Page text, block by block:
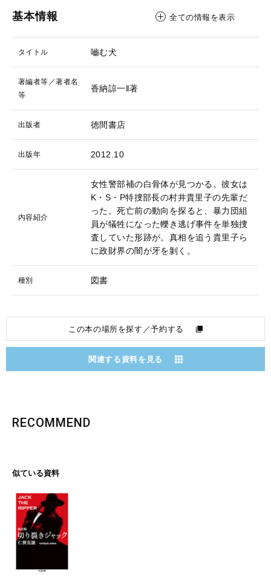
基本情報 全ての情報を表示
タイトル 嚙む犬
著編者等／著者名
等
香納諒一‖著
出版者 徳間書店
出版年 2012.10
内容紹介
女性警部補の白骨体が見つかる。彼女は
K・S・P特捜部長の村井貴里子の先輩だ
った。死亡前の動向を探ると、暴力団組
員が犠牲になった轢き逃げ事件を単独捜
査していた形跡が。真相を追う貴里子ら
に政財界の闇が牙を剝く。
種別 図書
この本の場所を探す／予約する
関連する資料を見る
RECOMMEND
似ている資料